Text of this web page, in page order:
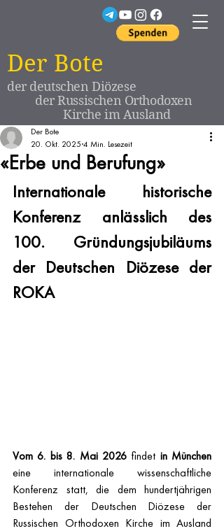
Der Bote
der deutschen Diözese
der Russischen Orthodoxen
Kirche im Ausland
«Erbe und Berufung»
Der Bote
20. Okt. 2025 4 Min. Lesezeit
Internationale historische
Konferenz anlässlich des
100. Gründungsjubiläums
der Deutschen Diözese der
ROKA
Vom 6. bis 8. Mai 2026 findet in München
eine internationale wissenschaftliche
Konferenz statt, die dem hundertjährigen
Bestehen der Deutschen Diözese der
Russischen Orthodoxen Kirche im Ausland